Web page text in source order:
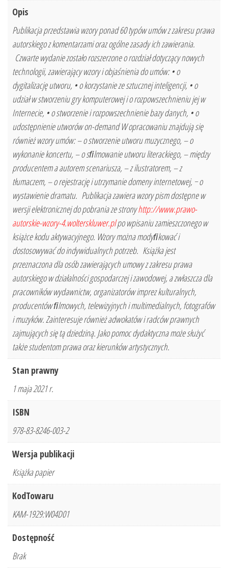
Opis
Publikacja przedstawia wzory ponad 60 typów umów z zakresu prawa
autorskiego z komentarzami oraz ogólne zasady ich zawierania.
Czwarte wydanie zostało rozszerzone o rozdział dotyczący nowych
technologii, zawierający wzory i objaśnienia do umów: • o
dygitalizację utworu, • o korzystanie ze sztucznej inteligencji, • o
udział w stworzeniu gry komputerowej i o rozpowszechnieniu jej w
Internecie, • o stworzenie i rozpowszechnienie bazy danych, • o
udostępnienie utworów on-demand W opracowaniu znajdują się
również wzory umów: – o stworzenie utworu muzycznego, – o
wykonanie koncertu, – o sﬁlmowanie utworu literackiego, – między
producentem a autorem scenariusza, – z ilustratorem, – z
tłumaczem, – o rejestrację i utrzymanie domeny internetowej, − o
wystawienie dramatu. Publikacja zawiera wzory pism dostępne w
wersji elektronicznej do pobrania ze stronyhttp://www.prawo-
autorskie-wzory-4.wolterskluwer.plpo wpisaniu zamieszczonego w
książce kodu aktywacyjnego. Wzory można modyﬁkować i
dostosowywać do indywidualnych potrzeb. Książka jest
przeznaczona dla osób zawierających umowy z zakresu prawa
autorskiego w działalności gospodarczej i zawodowej, a zwłaszcza dla
pracowników wydawnictw, organizatorów imprez kulturalnych,
producentów ﬁlmowych, telewizyjnych i multimedialnych, fotografów
i muzyków. Zainteresuje również adwokatów i radców prawnych
zajmujących się tą dziedziną. Jako pomoc dydaktyczna może służyć
także studentom prawa oraz kierunków artystycznych.
Stan prawny
1 maja 2021 r.
ISBN
978-83-8246-003-2
Wersja publikacji
Książka papier
KodTowaru
KAM-1929:W04D01
Dostępność
Brak